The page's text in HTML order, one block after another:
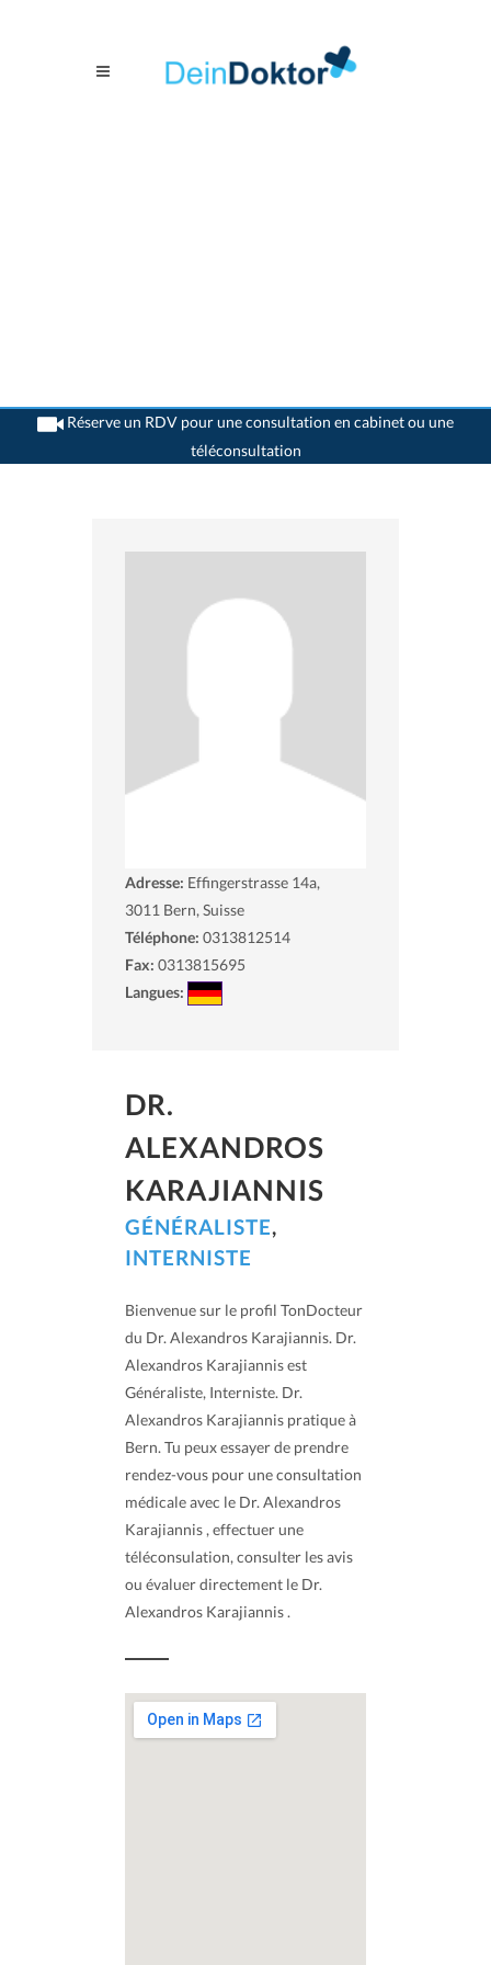
Réserve un RDV pour une consultation en cabinet ou une
téléconsultation
>Généralistes>Bern>Dr. Alexandros Karajiannis
Adresse: Effingerstrasse 14a,
3011 Bern, Suisse
Téléphone: 0313812514
Fax: 0313815695
Langues:
DR.
ALEXANDROS
KARAJIANNIS
GÉNÉRALISTE,
INTERNISTE
Bienvenue sur le profil TonDocteur
du Dr. Alexandros Karajiannis. Dr.
Alexandros Karajiannis est
Généraliste, Interniste. Dr.
Alexandros Karajiannis pratique à
Bern. Tu peux essayer de prendre
rendez-vous pour une consultation
médicale avec le Dr. Alexandros
Karajiannis , effectuer une
téléconsulation, consulter les avis
ou évaluer directement le Dr.
Alexandros Karajiannis .